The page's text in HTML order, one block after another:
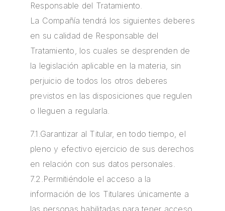
Responsable del Tratamiento.
La Compañía tendrá los siguientes deberes
en su calidad de Responsable del
Tratamiento, los cuales se desprenden de
la legislación aplicable en la materia, sin
perjuicio de todos los otros deberes
previstos en las disposiciones que regulen
o lleguen a regularla.
7.1.Garantizar al Titular, en todo tiempo, el
pleno y efectivo ejercicio de sus derechos
en relación con sus datos personales.
7.2.Permitiéndole el acceso a la
información de los Titulares únicamente a
las personas habilitadas para tener acceso